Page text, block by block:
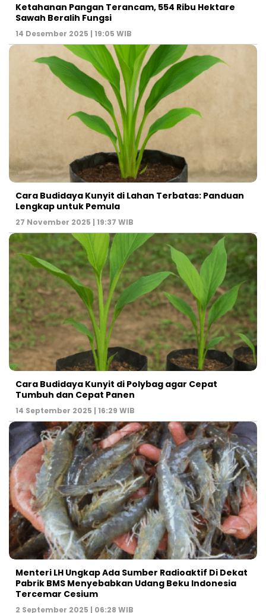
Ketahanan Pangan Terancam, 554 Ribu Hektare
Sawah Beralih Fungsi
14 Desember 2025 | 19:05 WIB
Cara Budidaya Kunyit di Lahan Terbatas: Panduan
Lengkap untuk Pemula
27 November 2025 | 19:37 WIB
Cara Budidaya Kunyit di Polybag agar Cepat
Tumbuh dan Cepat Panen
14 September 2025 | 16:29 WIB
Menteri LH Ungkap Ada Sumber Radioaktif Di Dekat
Pabrik BMS Menyebabkan Udang Beku Indonesia
Tercemar Cesium
2 September 2025 | 06:28 WIB